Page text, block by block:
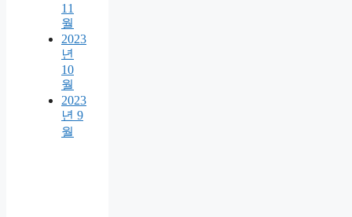
11
월
2023
년
10
월
2023
년 9
월